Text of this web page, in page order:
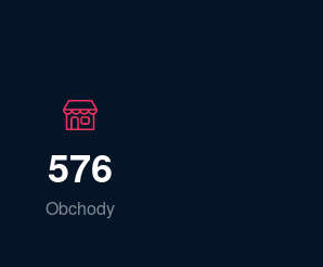
576
Obchody